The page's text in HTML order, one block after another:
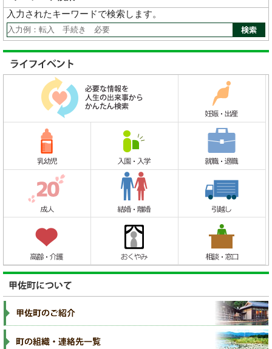
入力されたキーワードで検索します。